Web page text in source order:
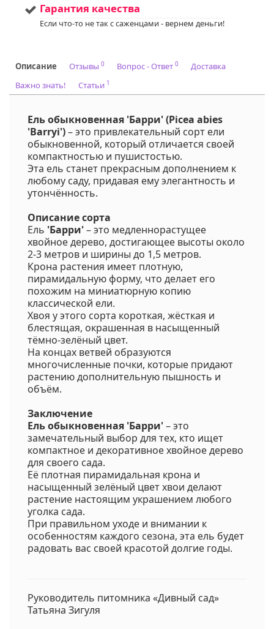
Гарантия качества
Если что-то не так с саженцами - вернем деньги!
Описание Отзывы 0 Вопрос - Ответ 0
Доставка
Важно знать!
Статьи 1
Ель обыкновенная 'Барри' (Picea abies
'Barryi')– это привлекательный сорт ели
обыкновенной, который отличается своей
компактностью и пушистостью.
Эта ель станет прекрасным дополнением к
любому саду, придавая ему элегантность и
утончённость.
Описание сорта
Ель 'Барри'– это медленнорастущее
хвойное дерево, достигающее высоты около
2-3 метров и ширины до 1,5 метров.
Крона растения имеет плотную,
пирамидальную форму, что делает его
похожим на миниатюрную копию
классической ели.
Хвоя у этого сорта короткая, жёсткая и
блестящая, окрашенная в насыщенный
тёмно-зелёный цвет.
На концах ветвей образуются
многочисленные почки, которые придают
растению дополнительную пышность и
объём.
Заключение
Ель обыкновенная 'Барри'– это
замечательный выбор для тех, кто ищет
компактное и декоративное хвойное дерево
для своего сада.
Её плотная пирамидальная крона и
насыщенный зелёный цвет хвои делают
растение настоящим украшением любого
уголка сада.
При правильном уходе и внимании к
особенностям каждого сезона, эта ель будет
радовать вас своей красотой долгие годы.
Руководитель питомника «Дивный сад»
Татьяна Зигуля